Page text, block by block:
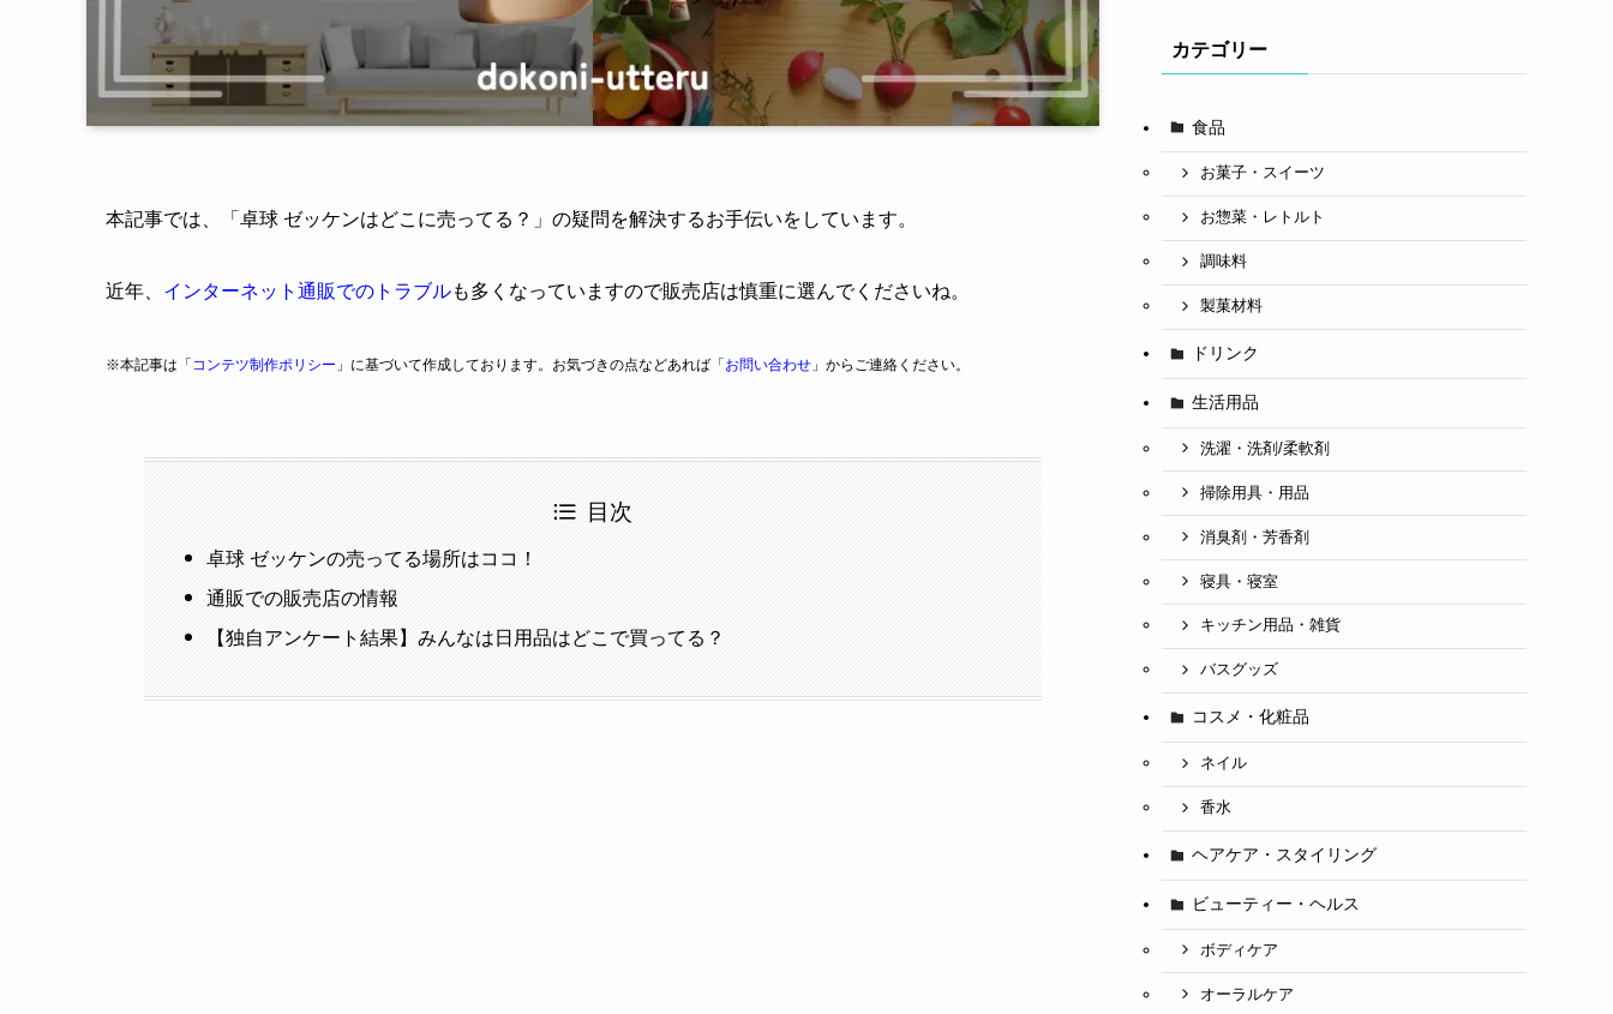
本記事では、「卓球 ゼッケンはどこに売ってる？」の疑問を解決するお手伝いをしています。
近年、 インターネット通販でのトラブルも多くなっていますので販売店は慎重に選んでくださいね。
※本記事は「 コンテツ制作ポリシー 」に基づいて作成しております。お気づきの点などあれば「 お問い合わせ 」からご連絡ください。
目次
卓球 ゼッケンの売ってる場所はココ！
通販での販売店の情報
【独自アンケート結果】みんなは日用品はどこで買ってる？
カテゴリー
食品
お菓子・スイーツ
お惣菜・レトルト
調味料
製菓材料
ドリンク
生活用品
洗濯・洗剤/柔軟剤
掃除用具・用品
消臭剤・芳香剤
寝具・寝室
キッチン用品・雑貨
バスグッズ
コスメ・化粧品
ネイル
香水
ヘアケア・スタイリング
ビューティー・ヘルス
ボディケア
オーラルケア